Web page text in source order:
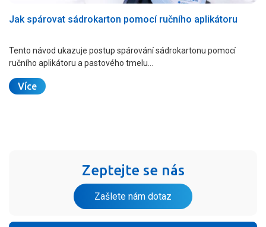
Jak spárovat sádrokarton pomocí ručního aplikátoru
Tento návod ukazuje postup spárování sádrokartonu pomocí
ručního aplikátoru a pastového tmelu…
Více
Zeptejte se nás
Zašlete nám dotaz